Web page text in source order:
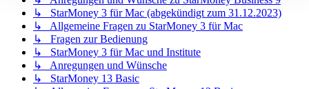
↳ StarMoney 3 für Mac (abgekündigt zum 31.12.2023)
↳ Allgemeine Fragen zu StarMoney 3 für Mac
↳ Fragen zur Bedienung
↳ StarMoney 3 für Mac und Institute
↳ Anregungen und Wünsche
↳ StarMoney 13 Basic